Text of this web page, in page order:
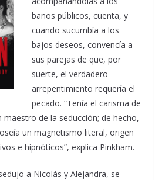
baños públicos, cuenta, y
cuando sucumbía a los
bajos deseos, convencía a
sus parejas de que, por
suerte, el verdadero
arrepentimiento requería el
pecado. “Tenía el carisma de
maestro de la seducción; de hecho,
un magnetismo literal, origen
e hipnóticos”, explica Pinkham.
a Nicolás y Alejandra, se